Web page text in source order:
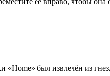
«Home» был извлечён из